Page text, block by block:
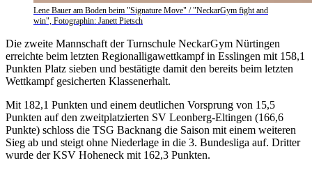
Lene Bauer am Boden beim "Signature Move" / "NeckarGym fight and
win", Fotographin: Janett Pietsch
Die zweite Mannschaft der Turnschule NeckarGym Nürtingen
erreichte beim letzten Regionalligawettkampf in Esslingen mit 158,1
Punkten Platz sieben und bestätigte damit den bereits beim letzten
Wettkampf gesicherten Klassenerhalt.
Mit 182,1 Punkten und einem deutlichen Vorsprung von 15,5
Punkten auf den zweitplatzierten SV Leonberg-Eltingen (166,6
Punkte) schloss die TSG Backnang die Saison mit einem weiteren
Sieg ab und steigt ohne Niederlage in die 3. Bundesliga auf. Dritter
wurde der KSV Hoheneck mit 162,3 Punkten.